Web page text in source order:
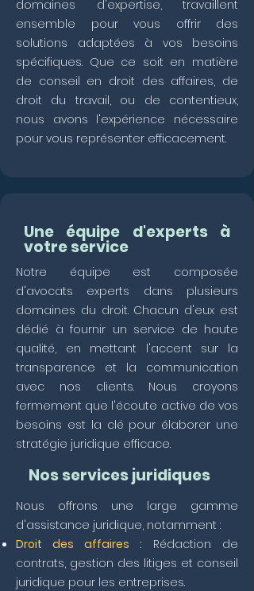
domaines d'expertise, travaillent
ensemble pour vous offrir des
solutions adaptées à vos besoins
spécifiques. Que ce soit en matière
de conseil en droit des affaires, de
droit du travail, ou de contentieux,
nous avons l'expérience nécessaire
pour vous représenter efficacement.
Une équipe d'experts à
votre service
Notre équipe est composée
d'avocats experts dans plusieurs
domaines du droit. Chacun d'eux est
dédié à fournir un service de haute
qualité, en mettant l'accent sur la
transparence et la communication
avec nos clients. Nous croyons
fermement que l'écoute active de vos
besoins est la clé pour élaborer une
stratégie juridique efficace.
Nos services juridiques
Nous offrons une large gamme
d'assistance juridique, notamment :
Droit des affaires : Rédaction de
contrats, gestion des litiges et conseil
juridique pour les entreprises.